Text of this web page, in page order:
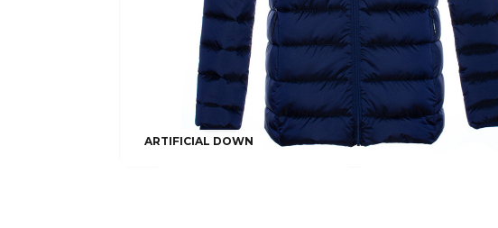
ARTIFICIAL DOWN